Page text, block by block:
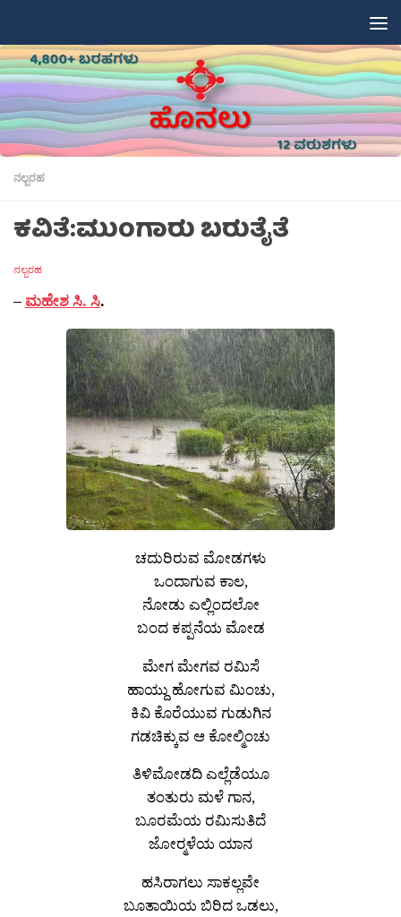
ನಲ್ಬರಹ
ಕವಿತೆ:ಮುಂಗಾರು ಬರುತೈತೆ
ನಲ್ಬರಹ
– ಮಹೇಶ ಸಿ. ಸಿ.
ಚದುರಿರುವ ಮೋಡಗಳು
ಒಂದಾಗುವ ಕಾಲ,
ನೋಡು ಎಲ್ಲಿಂದಲೋ
ಬಂದ ಕಪ್ಪನೆಯ ಮೋಡ
ಮೇಗ ಮೇಗವ ರಮಿಸೆ
ಹಾಯ್ದು ಹೋಗುವ ಮಿಂಚು,
ಕಿವಿ ಕೊರೆಯುವ ಗುಡುಗಿನ
ಗಡಚಿಕ್ಕುವ ಆ ಕೋಲ್ಮಿಂಚು
ತಿಳಿಮೋಡದಿ ಎಲ್ಲೆಡೆಯೂ
ತಂತುರು ಮಳೆ ಗಾನ,
ಬೂರಮೆಯ ರಮಿಸುತಿದೆ
ಜೋರ‍್ಮಳೆಯ ಯಾನ
ಹಸಿರಾಗಲು ಸಾಕಲ್ಲವೇ
ಬೂತಾಯಿಯ ಬಿರಿದ ಒಡಲು,